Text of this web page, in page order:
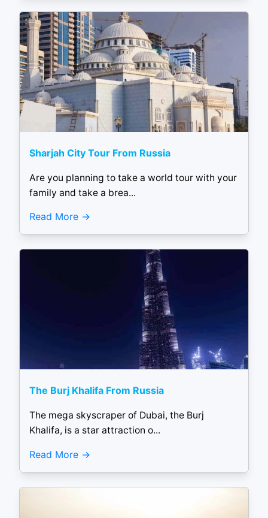
Sharjah City Tour From Russia
Are you planning to take a world tour with your
family and take a brea...
Read More
The Burj Khalifa From Russia
The mega skyscraper of Dubai, the Burj
Khalifa, is a star attraction o...
Read More